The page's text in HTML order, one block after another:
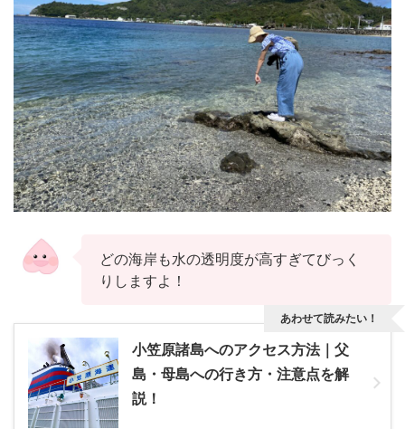
どの海岸も水の透明度が高すぎてびっく
りしますよ！
小笠原諸島へのアクセス方法｜父
島・母島への行き方・注意点を解
説！
あわせて読みたい！